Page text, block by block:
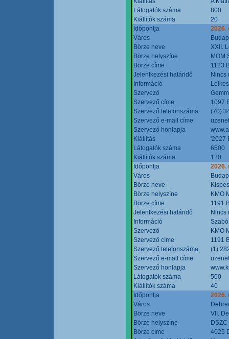
Látogatók száma
800
Kiállítók száma
20
Időpontja
2026.
Város
Börze neve
XXII.
Börze helyszíne
MOM
Börze címe
1123
Jelentkezési határidő
Nincs
Információ
Szervező
Szervező címe
1097
Szervező telefonszáma
(70)
Szervező e-mail címe
Szervező honlapja
Kiállítás
'2027
Látogatók száma
6500
Kiállítók száma
120
Időpontja
2026.
Város
Börze neve
Börze helyszíne
KMO
Börze címe
1191
Jelentkezési határidő
Nincs
Információ
Szervező
KMO
Szervező címe
1191
Szervező telefonszáma
(1)
Szervező e-mail címe
Szervező honlapja
Látogatók száma
500
Kiállítók száma
40
Időpontja
2026.
Város
Börze neve
VII.
Börze helyszíne
Börze címe
4025